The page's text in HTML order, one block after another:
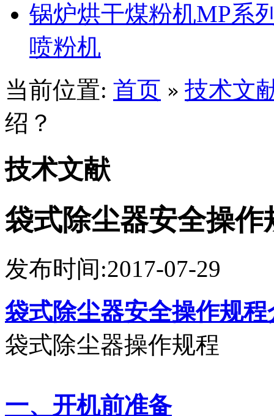
锅炉烘干煤粉机MP系
喷粉机
当前位置: 首页 » 技术文
绍？
技术文献
袋式除尘器安全操作
发布时间:2017-07-29
袋式除尘器安全操作规程
袋式除尘器操作规程
一、开机前准备